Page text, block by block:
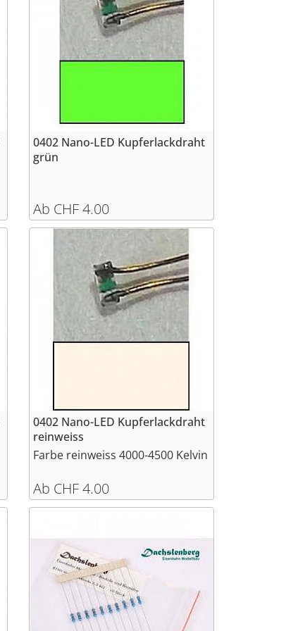
0402 Nano-LED Kupferlackdraht
grün
Ab CHF 4.00
0402 Nano-LED Kupferlackdraht
reinweiss
Farbe reinweiss 4000-4500 Kelvin
Ab CHF 4.00